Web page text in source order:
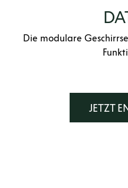
Die modulare
JETZT